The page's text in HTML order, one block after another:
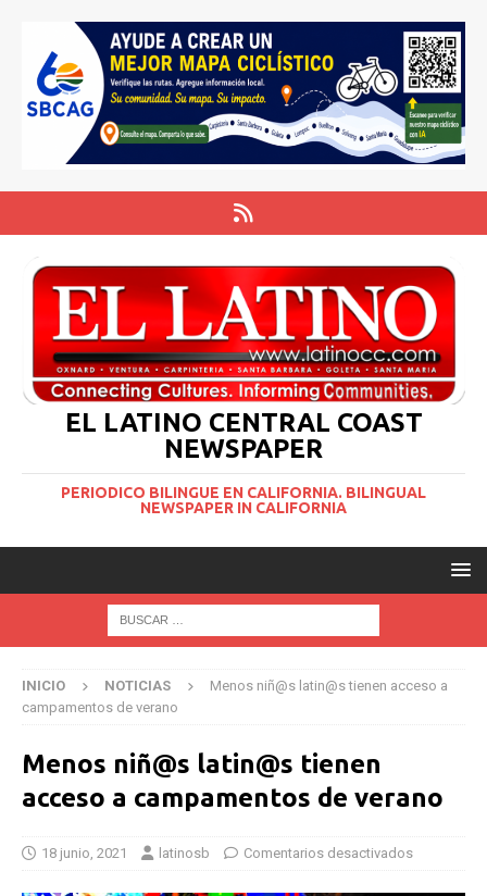
EL LATINO CENTRAL COAST
NEWSPAPER
PERIODICO BILINGUE EN CALIFORNIA. BILINGUAL
NEWSPAPER IN CALIFORNIA
INICIO NOTICIAS
Menos niñ@s latin@s tienen acceso a
campamentos de verano
Menos niñ@s latin@s tienen
acceso a campamentos de verano
18 junio, 2021 latinosb Comentarios desactivados